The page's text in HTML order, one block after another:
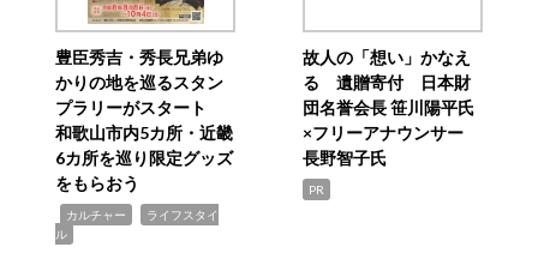
豊臣秀吉・秀長兄弟ゆ
かりの地を巡るスタン
プラリーがスタート
和歌山市内5カ所・近畿
6カ所を巡り限定グッズ
をもらおう
カルチャー
ライフスタイ
ル
故人の「想い」かなえ
る 遺贈寄付 日本財
団名誉会長 笹川陽平氏
×フリーアナウンサー
長野智子氏
PR